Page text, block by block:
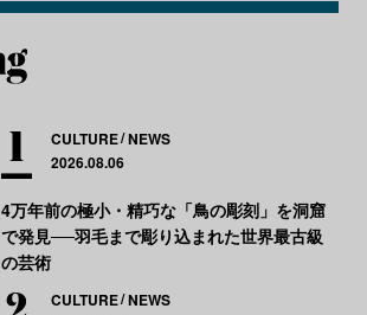
CULTURE NEWS
2026.08.06
4万年前の極小・精巧な「鳥の彫刻」を洞窟
で発見──羽毛まで彫り込まれた世界最古級
の芸術
CULTURE NEWS